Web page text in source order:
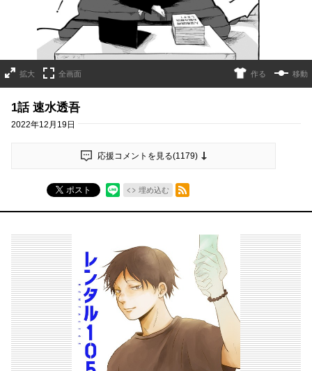
拡大 全画面 作る 移動
1話 速水透吾
2022年12月19日
応援コメントを見る(1179)
ポスト 埋め込む
RSSフィード